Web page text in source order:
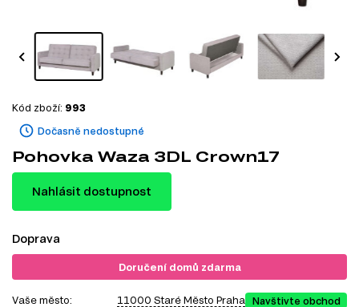
Dočasně nedostupné
Kód zboží: 993
Pohovka Waza 3DL Crown17
Nahlásit dostupnost
Doprava
Doručení domů zdarma
Vaše město: 11000 Staré Město Praha Navštivte obchod